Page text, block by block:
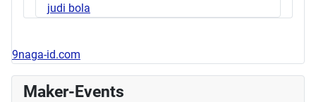
judi bola
9naga-id.com
Maker-Events